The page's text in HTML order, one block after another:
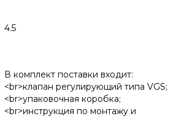
4.5
В комплект поставки входит:
<br>клапан регулирующий типа VGS;
<br>упаковочная коробка;
<br>инструкция по монтажу и